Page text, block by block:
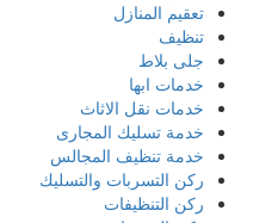
تعقيم المنازل
تنظيف
جلى بلاط
خدمات ابها
خدمات نقل الاثاث
خدمة تسليك المجارى
خدمة تنظيف المجالس
ركن التسربات والتسليك
ركن التنظيفات